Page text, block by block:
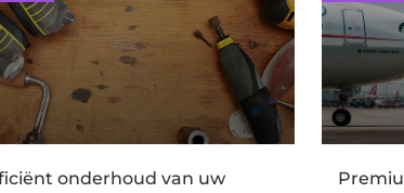
onderhoud van uw